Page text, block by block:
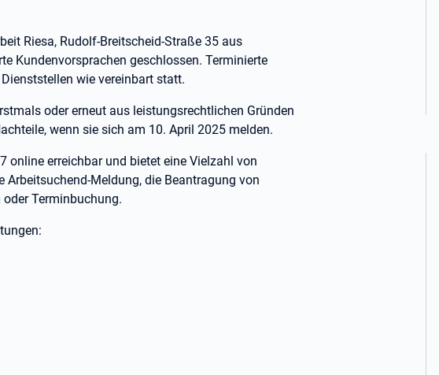
Riesa, Rudolf-Breitscheid-Straße 35 aus
Kundenvorsprachen geschlossen. Terminierte
wie vereinbart statt.
oder erneut aus leistungsrechtlichen Gründen
wenn sie sich am 10. April 2025 melden.
online erreichbar und bietet eine Vielzahl von
Meldung, die Beantragung von
Terminbuchung.